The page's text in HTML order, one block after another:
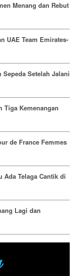
Menang dan Rebut
UAE Team Emirates-
Setelah Jalani
Tiga Kemenangan
de France Femmes
Ada Telaga Cantik di
Lagi dan